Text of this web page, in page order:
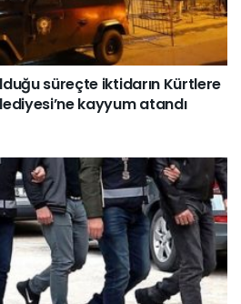
süreçte iktidarın Kürtlere
kayyum atandı